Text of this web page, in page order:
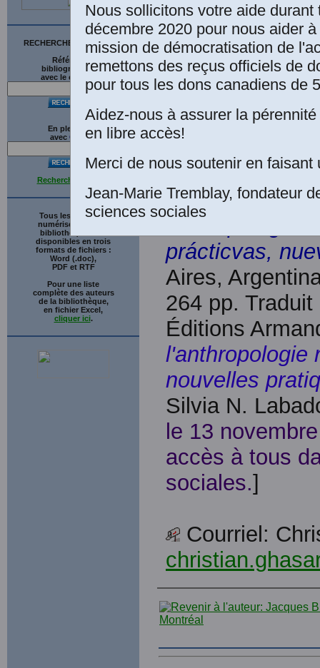
RECHERCHE SUR LE SITE
Références
bibliographiques
avec le catalogue
En plein texte
avec G gle
Recherche avancée
Tous les ouvrages
numérisés de cette
bibliothèque sont
disponibles en trois
formats de fichiers :
Word (.doc),
PDF et RTF
Pour une liste
complète des auteurs
de la bibliothèque,
en fichier Excel,
cliquer ici.
Une édition
ethnografía
de Christian
prácticvas,
Aires,
264 pp.
Éditions
l'anthropologie
nouvelles
Silvia N.
le 13
accès à tous
sociales.]
Courriel:
Nous sollicitons votre aide durant
décembre 2020 pour nous aider
mission de démocratisation de
remettons des reçus officiels de
pour tous les dons canadiens de
Aidez-nous à assurer la
en libre accès!
Merci de nous soutenir en faisant
Jean-Marie Tremblay, fondateur
sciences sociales